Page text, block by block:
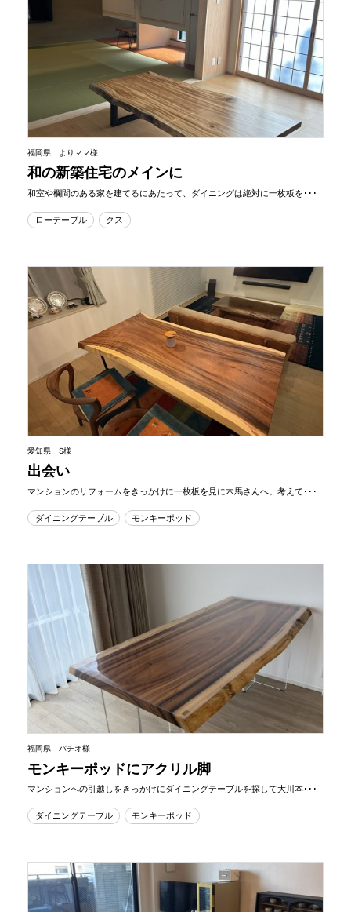
福岡県 よりママ様
和の新築住宅のメインに
和室や欄間のある家を建てるにあたって、ダイニングは絶対に一枚板を･･･
ローテーブル クス
愛知県 S様
出会い
マンションのリフォームをきっかけに一枚板を見に木馬さんへ。考えて･･･
ダイニングテーブル モンキーポッド
福岡県 バチオ様
モンキーポッドにアクリル脚
マンションへの引越しをきっかけにダイニングテーブルを探して大川本･･･
ダイニングテーブル モンキーポッド